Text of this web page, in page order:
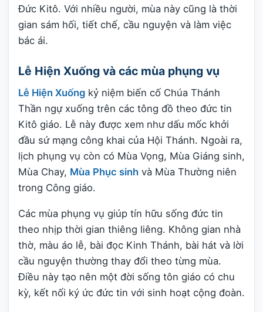
Đức Kitô. Với nhiều người, mùa này cũng là thời
gian sám hối, tiết chế, cầu nguyện và làm việc
bác ái.
Lễ Hiện Xuống và các mùa phụng vụ
Lễ Hiện Xuống kỷ niệm biến cố Chúa Thánh
Thần ngự xuống trên các tông đồ theo đức tin
Kitô giáo. Lễ này được xem như dấu mốc khởi
đầu sứ mạng công khai của Hội Thánh. Ngoài ra,
lịch phụng vụ còn có Mùa Vọng, Mùa Giáng sinh,
Mùa Chay, Mùa Phục sinh và Mùa Thường niên
trong Công giáo.
Các mùa phụng vụ giúp tín hữu sống đức tin
theo nhịp thời gian thiêng liêng. Không gian nhà
thờ, màu áo lễ, bài đọc Kinh Thánh, bài hát và lời
cầu nguyện thường thay đổi theo từng mùa.
Điều này tạo nên một đời sống tôn giáo có chu
kỳ, kết nối ký ức đức tin với sinh hoạt cộng đoàn.